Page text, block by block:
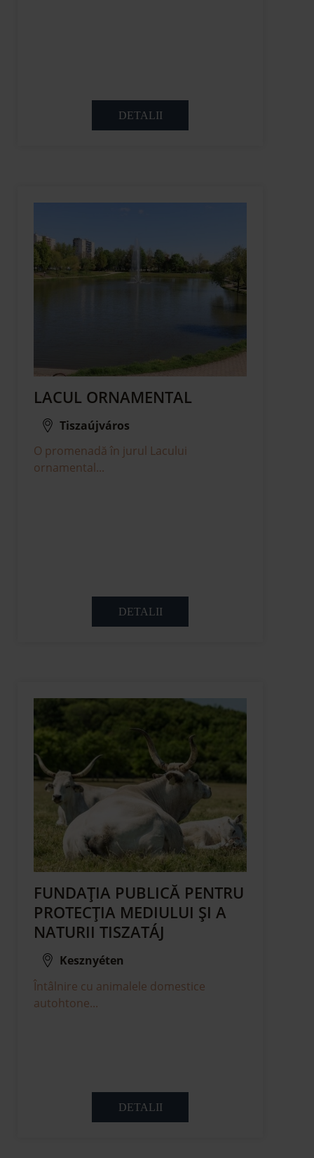
DETALII
LACUL ORNAMENTAL
Tiszaújváros
O promenadă în jurul Lacului
ornamental...
DETALII
FUNDAȚIA PUBLICĂ PENTRU
PROTECȚIA MEDIULUI ȘI A
NATURII TISZATÁJ
Kesznyéten
Întâlnire cu animalele domestice
autohtone...
DETALII